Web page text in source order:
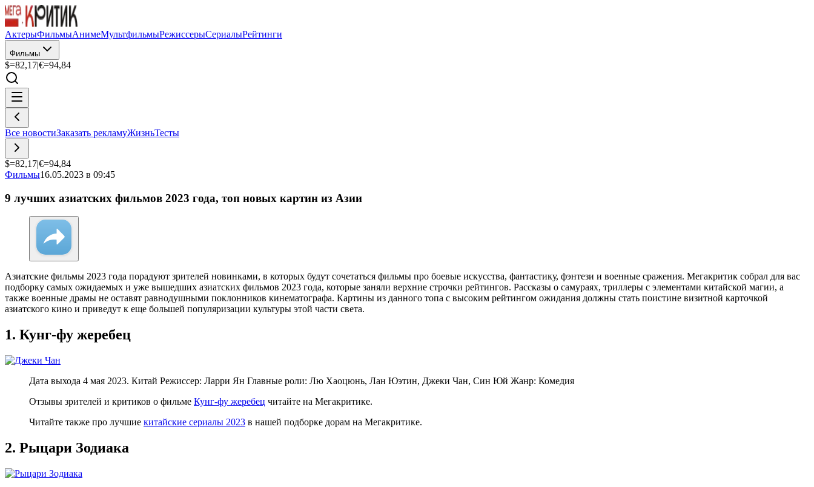
АктерыФильмыАнимеМультфильмыРежиссерыСериалыРейтинги
Фильмы
$=82,17|€=94,84
Все новостиЗаказать рекламуЖизньТесты
$=82,17|€=94,84
Фильмы16.05.2023 в 09:45
9 лучших азиатских фильмов 2023 года, топ новых картин из Азии
Азиатские фильмы 2023 года порадуют зрителей новинками, в которых будут сочетаться фильмы про боевые искусства, фантастику, фэнтези и военные сражения. Мегакритик собрал для вас
подборку самых ожидаемых и уже вышедших азиатских фильмов 2023 года, которые заняли верхние строчки рейтингов. Рассказы о самураях, триллеры с элементами китайской магии, а
также военные драмы не оставят равнодушными поклонников кинематографа. Картины из данного топа с высоким рейтингом ожидания должны стать поистине визитной карточкой
азиатского кино и приведут к еще большей популяризации культуры этой части света.
1. Кунг-фу жеребец
Дата выхода 4 мая 2023. Китай Режиссер: Ларри Ян Главные роли: Лю Хаоцюнь, Лан Юэтин, Джеки Чан, Син Юй Жанр: Комедия
Отзывы зрителей и критиков о фильме Кунг-фу жеребец читайте на Мегакритике.
Читайте также про лучшие китайские сериалы 2023 в нашей подборке дорам на Мегакритике.
2. Рыцари Зодиака